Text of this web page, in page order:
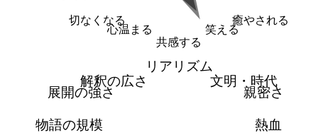
癒やされる
笑える
共感する
心温まる
切なくなる
リアリズム
文明・時代
親密さ
熱血
物語の規模
展開の強さ
解釈の広さ